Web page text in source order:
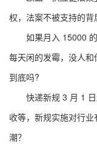
权，法案不被支持的背
如果月入 15000 的
每天闲的发霉，没人
到底吗?
快递新规 3 月 1 日
收等，新规实施对行
潮？